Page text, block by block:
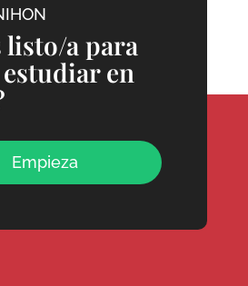
listo/a para
en
Empieza